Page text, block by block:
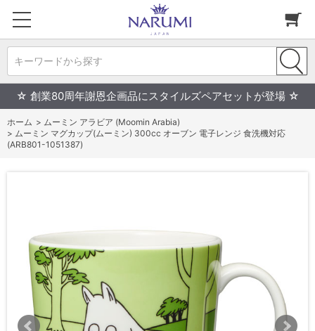
キーワードから探す
☆ 創業80周年謝恩企画品にスタイルズペアセットが登場 ☆
ホーム > ムーミン アラビア (Moomin Arabia)
> ムーミン マグカップ(ムーミン) 300cc オーブン 電子レンジ 食洗機対応
(ARB801-1051387)